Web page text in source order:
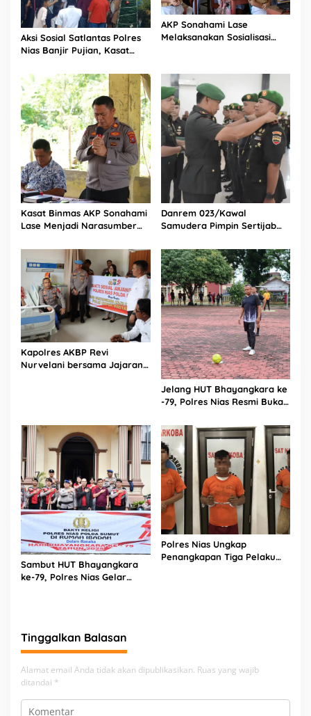
Aksi Sosial Satlantas Polres
Nias Banjir Pujian, Kasat
Bagikan 1.000 Dus Kopi
Fresco untuk Warga di
Tengah Sulitnya Ekonomi
AKP Sonahami Lase
Melaksanakan Sosialisasi
Selatan
Kasat Binmas AKP Sonahami
Lase Menjadi Narasumber
Persekutuan Doa
Danrem 023/Kawal
Samudera Pimpin Sertijab
Kapolres AKBP Revi
Nurvelani bersama Jajaran
Jelang HUT Bhayangkara ke
-79, Polres Nias Resmi Buka
Sambut HUT Bhayangkara
ke-79, Polres Nias Gelar
Polres Nias Ungkap
Penangkapan Tiga Pelaku
Tinggalkan Balasan
Alamat email Anda tidak akan dipublikasikan. Ruas yang wajib
ditandai *